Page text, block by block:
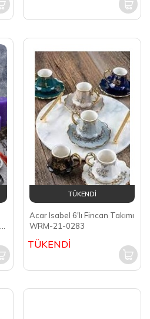
TÜKENDİ
Acar Isabel 6'lı Fincan Takımı
WRM-21-0283
TÜKENDİ